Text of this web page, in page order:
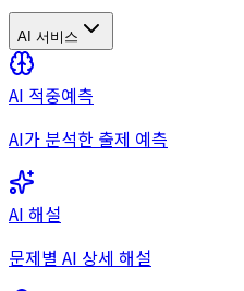
AI 서비스
AI 적중예측
AI가 분석한 출제 예측
AI 해설
문제별 AI 상세 해설